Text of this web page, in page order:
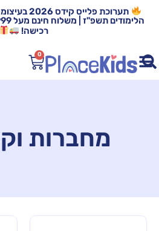
תערוכת
רכישה!
0
מחברות